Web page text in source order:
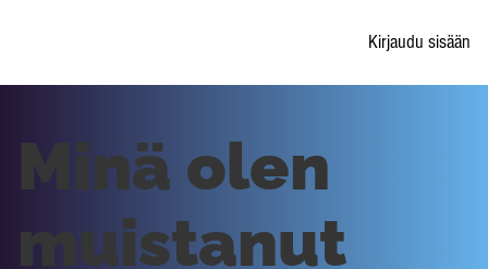
Kirjaudu sisään
Minä olen
muistanut